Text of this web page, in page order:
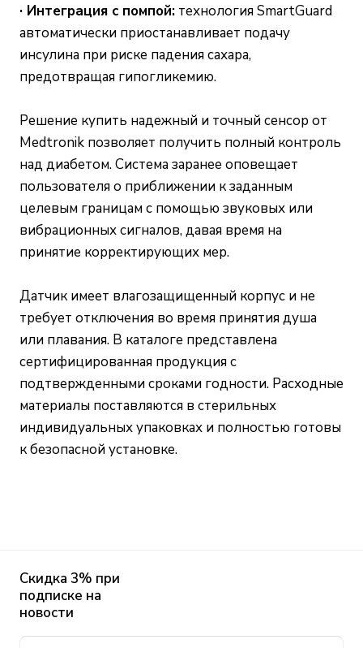
· Интеграция с помпой: технология SmartGuard
автоматически приостанавливает подачу
инсулина при риске падения сахара,
предотвращая гипогликемию.
Решение купить надежный и точный сенсор от
Medtronik позволяет получить полный контроль
над диабетом. Система заранее оповещает
пользователя о приближении к заданным
целевым границам с помощью звуковых или
вибрационных сигналов, давая время на
принятие корректирующих мер.
Датчик имеет влагозащищенный корпус и не
требует отключения во время принятия душа
или плавания. В каталоге представлена
сертифицированная продукция с
подтвержденными сроками годности. Расходные
материалы поставляются в стерильных
индивидуальных упаковках и полностью готовы
к безопасной установке.
Скидка 3% при
подписке на
новости